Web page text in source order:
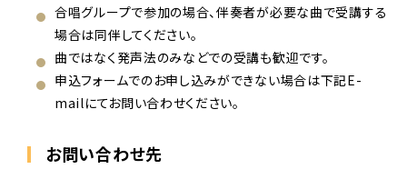
合唱グループで参加の場合、伴奏者が必要な曲で受講する
場合は同伴してください。
曲ではなく発声法のみなどでの受講も歓迎です。
申込フォームでのお申し込みができない場合は下記E-
mailにてお問い合わせください。
お問い合わせ先